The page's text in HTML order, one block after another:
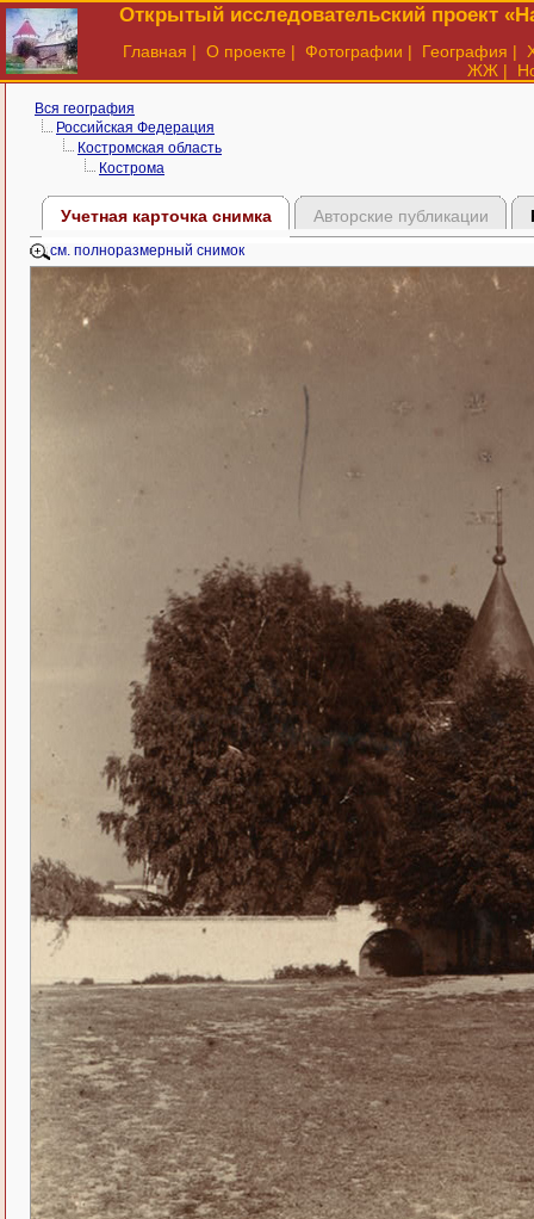
Открытый исследовательский проект
Главная | О проекте | Фотографии | География |
ЖЖ |
Вся география
Российская Федерация
Костромская область
Кострома
Учетная карточка снимка Авторские публикации
см. полноразмерный снимок